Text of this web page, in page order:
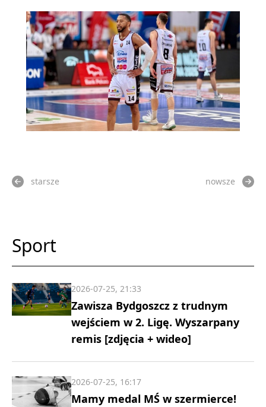
starsze nowsze
Sport
Zawisza Bydgoszcz z trudnym
wejściem w 2. Ligę. Wyszarpany
remis [zdjęcia + wideo]
2026-07-25, 21:33
Mamy medal MŚ w szermierce!
2026-07-25, 16:17